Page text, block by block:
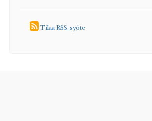
Tilaa RSS-syöte